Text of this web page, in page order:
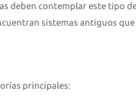
deben contemplar este tipo
sistemas antiguos que
principales: